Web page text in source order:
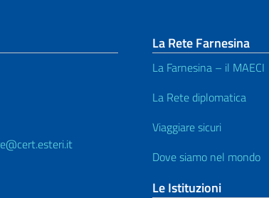
La Rete Farnesina
La Farnesina – il MAECI
La Rete diplomatica
Viaggiare sicuri
Dove siamo nel mondo
Le Istituzioni